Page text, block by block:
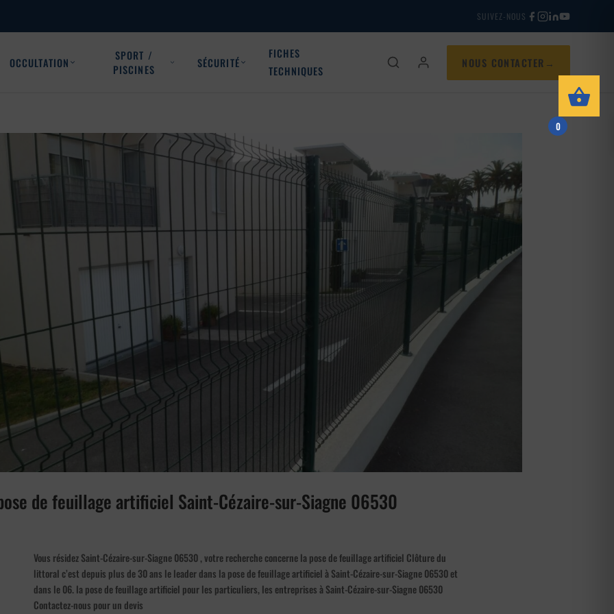
SUIVEZ-NOUS
OCCULTATION
SPORT /
PISCINES
SÉCURITÉ
FICHES
TECHNIQUES
NOUS CONTACTER
de feuillage artificiel Saint-Cézaire-sur-Siagne 06530
Vous résidez Saint-Cézaire-sur-Siagne 06530 , votre recherche concerne la pose de feuillage artificiel Clôture du
littoral c’est depuis plus de 30 ans le leader dans la pose de feuillage artificiel à Saint-Cézaire-sur-Siagne 06530 et
dans le 06. la pose de feuillage artificiel pour les particuliers, les entreprises à Saint-Cézaire-sur-Siagne 06530
Contactez-nous pour un devis
0